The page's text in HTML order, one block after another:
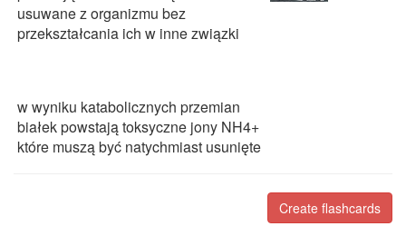
usuwane z organizmu bez
przekształcania ich w inne związki
w wyniku katabolicznych przemian
białek powstają toksyczne jony NH4+
które muszą być natychmiast usunięte
Create flashcards